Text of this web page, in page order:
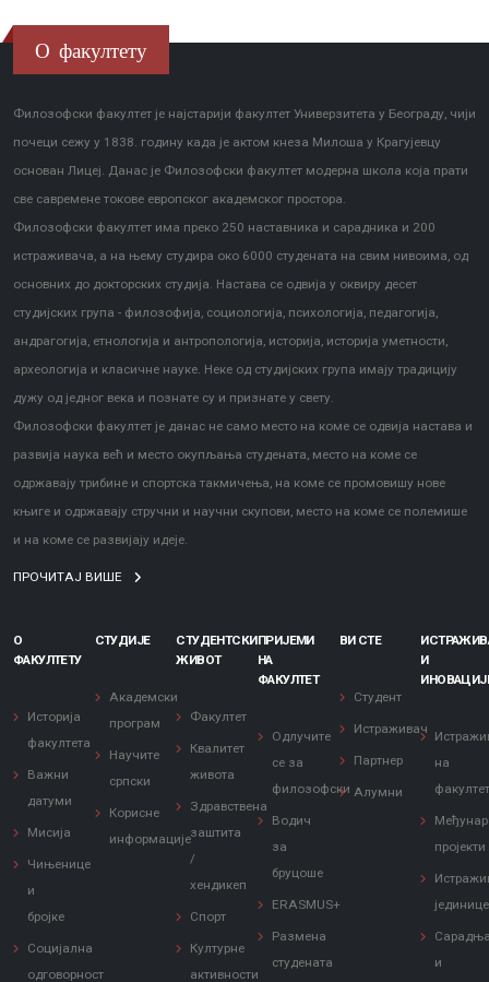
О факултету
Филозофски факултет је најстарији факултет Универзитета у Београду, чији
почеци сежу у 1838. годину када је актом кнеза Милоша у Крагујевцу
основан Лицеј. Данас је Филозофски факултет модерна школа која прати
све савремене токове европског академског простора.
Филозофски факултет има преко 250 наставника и сарадника и 200
истраживача, а на њему студира око 6000 студената на свим нивоима, од
основних до докторских студија. Настава се одвија у оквиру десет
студијских група - филозофија, социологија, психологија, педагогија,
андрагогија, етнологија и антропологија, историја, историја уметности,
археологија и класичне науке. Неке од студијских група имају традицију
дужу од једног века и познате су и признате у свету.
Филозофски факултет је данас не само место на коме се одвија настава и
развија наука већ и место окупљања студената, место на коме се
одржавају трибине и спортска такмичења, на коме се промовишу нове
књиге и одржавају стручни и научни скупови, место на коме се полемише
и на коме се развијају идеје.
ПРОЧИТАЈ ВИШЕ
О
ФАКУЛТЕТУ
Историја
факултета
Важни
датуми
Мисија
Чињенице
и
бројке
Социјална
одговорност
СТУДИЈЕ
Академски
програм
Научите
српски
Корисне
информације
СТУДЕНТСКИ
ЖИВОТ
Факултет
Квалитет
живота
Здравствена
заштита
/
хендикеп
Спорт
Културне
активности
ПРИЈЕМИ
НА
ФАКУЛТЕТ
Одлучите
се за
филозофски
Водич
за
бруцоше
ERASMUS+
Размена
студената
ВИ СТЕ
Студент
Истраживач
Партнер
Алумни
И
на
пројекти
јединице
и